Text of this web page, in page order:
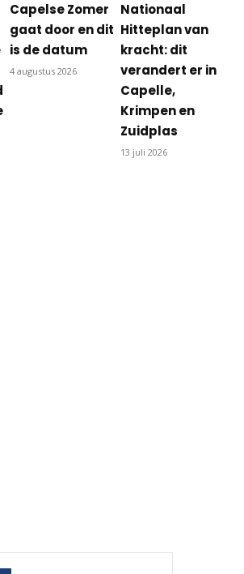
Capelse Zomer
gaat door en dit
is de datum
4 augustus 2026
Nationaal
Hitteplan van
kracht: dit
verandert er in
Capelle,
Krimpen en
Zuidplas
13 juli 2026